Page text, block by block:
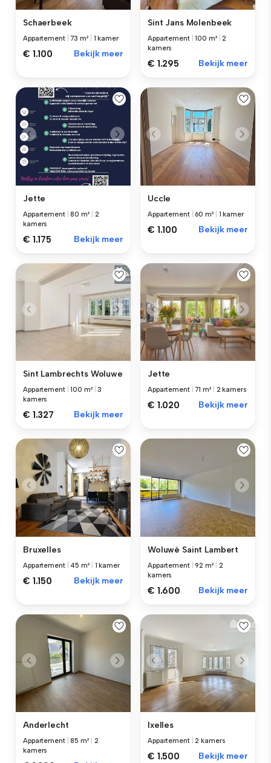
Schaerbeek
Appartement |73 m² 1 kamer
€ 1.100 Bekijk meer
Sint Jans Molenbeek
Appartement |100 m² |2
kamers
€ 1.295 Bekijk meer
Jette
Appartement |80 m²
2
kamers
€ 1.175 Bekijk meer
Uccle
Appartement 60 m² 1 kamer
€ 1.100 Bekijk meer
Sint Lambrechts Woluwe
Appartement |100 m² |3
kamers
€ 1.327 Bekijk meer
Jette
Appartement |71 m² 2 kamers
€ 1.020 Bekijk meer
Bruxelles
Appartement 45 m² 1 kamer
€ 1.150 Bekijk meer
Woluwé Saint Lambert
Appartement |92 m²
2
kamers
€ 1.600 Bekijk meer
Anderlecht
Appartement |85 m²
2
kamers
Ixelles
Appartement |2 kamers
€ 1.500 Bekijk meer